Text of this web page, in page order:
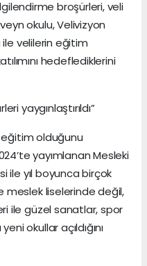
broşürleri, veli
okulu, Velivizyon
ile velilerin eğitim
hedeflediklerini
yaygınlaştırıldı”
eğitim olduğunu
yayımlanan Mesleki
ile yıl boyunca birçok
meslek liselerinde değil,
ile güzel sanatlar, spor
okullar açıldığını